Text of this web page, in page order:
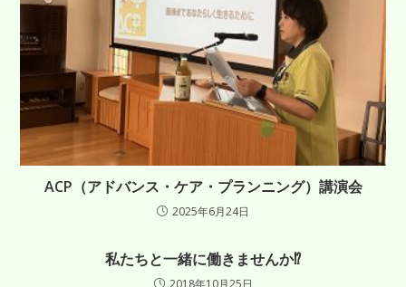
ACP（アドバンス・ケア・プランニング）講演会
2025年6月24日
私たちと一緒に働きませんか⁉️